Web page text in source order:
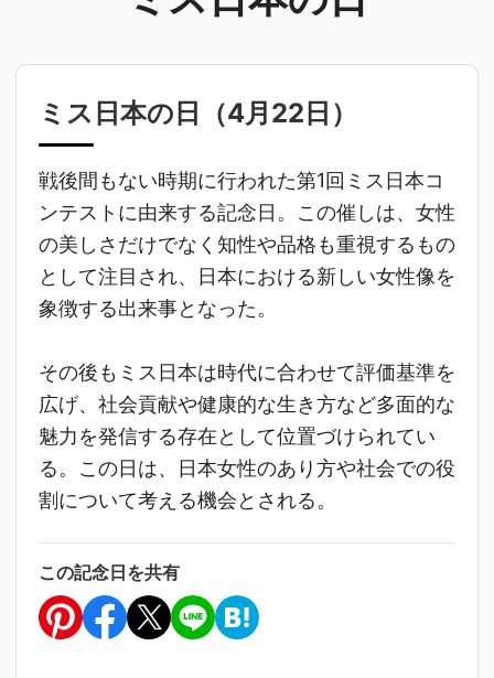
ミス日本の日（4月22日 ）
戦後間もない時期に行われた第1回ミス日本コ
ンテストに由来する記念日。この催しは、女性
の美しさだけでなく知性や品格も重視するもの
として注目され、日本における新しい女性像を
象徴する出来事となった。
その後もミス日本は時代に合わせて評価基準を
広げ、社会貢献や健康的な生き方など多面的な
魅力を発信する存在として位置づけられてい
る。この日は、日本女性のあり方や社会での役
割について考える機会とされる。
この記念日を共有